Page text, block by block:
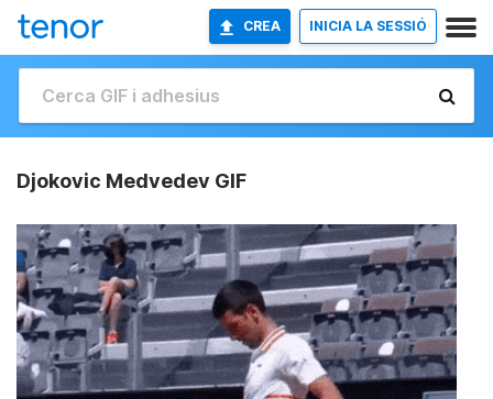
CREA INICIA LA SESSIÓ
Djokovic Medvedev GIF